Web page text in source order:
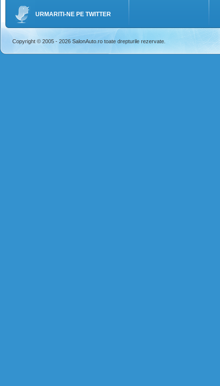
URMARITI-NE PE TWITTER
Copyright © 2005 - 2026 SalonAuto.ro toate drepturile rezervate.